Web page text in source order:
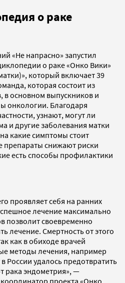
о раке
«Не напрасно» запустил
о раке «Онко Вики»
который включает 39
которая состоит из
в основном выпускников и
онкологии. Благодаря
узнают, могут ли
и другие заболевания матки
какие симптомы стоит
препараты снижают риски
есть способы профилактики
проявляет себя на ранних
лечение максимально
позволит своевременно
лечение. Смертность от этого
как в обиходе врачей
методы лечения, например
России удалось предотвратить
рака эндометрия», —
проекта «Онко